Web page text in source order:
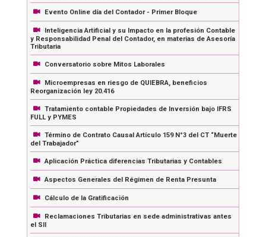
Evento Online día del Contador - Primer Bloque
Inteligencia Artificial y su Impacto en la profesión Contable
y Responsabilidad Penal del Contador, en materias de Asesoría
Tributaria
Conversatorio sobre Mitos Laborales
Microempresas en riesgo de QUIEBRA, beneficios
Reorganización ley 20.416
Tratamiento contable Propiedades de Inversión bajo IFRS
FULL y PYMES
Término de Contrato Causal Artículo 159 N°3 del CT “Muerte
del Trabajador”
Aplicación Práctica diferencias Tributarias y Contables
Aspectos Generales del Régimen de Renta Presunta
Cálculo de la Gratificación
Reclamaciones Tributarias en sede administrativas antes
el SII